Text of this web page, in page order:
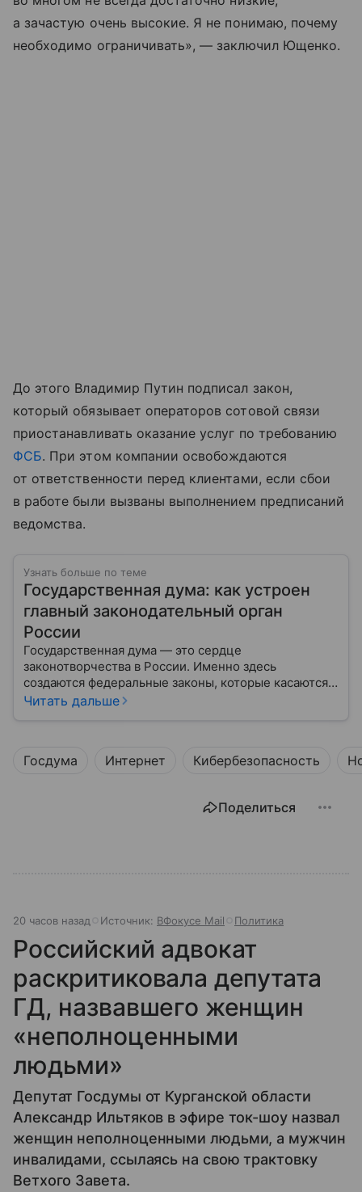
а зачастую очень высокие. Я не понимаю, почему
необходимо ограничивать», — заключил Ющенко.
До этого Владимир Путин подписал закон,
который обязывает операторов сотовой связи
приостанавливать оказание услуг по требованию
ФСБ. При этом компании освобождаются
от ответственности перед клиентами, если сбои
в работе были вызваны выполнением предписаний
ведомства.
Узнать больше по теме
Государственная дума: как устроен
главный законодательный орган
России
Государственная дума — это сердце
законотворчества в России. Именно здесь
создаются федеральные законы, которые касаются
жизни каждого гражданина: от образования и
Читать дальше
Госдума Интернет Кибербезопасность
Поделиться
20 часов назад Источник: ВФокусе Mail Политика
Российский адвокат
раскритиковала депутата
ГД, назвавшего женщин
«неполноценными
людьми»
Депутат Госдумы от Курганской области
Александр Ильтяков в эфире ток-шоу назвал
женщин неполноценными людьми, а мужчин
инвалидами, ссылаясь на свою трактовку
Ветхого Завета.